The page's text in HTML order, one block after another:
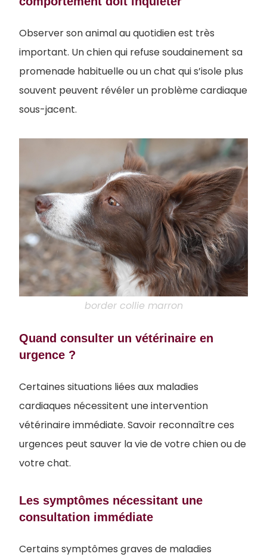
Observer son animal au quotidien est très
important. Un chien qui refuse soudainement sa
promenade habituelle ou un chat qui s’isole plus
souvent peuvent révéler un problème cardiaque
sous-jacent.
border collie marron
Quand consulter un vétérinaire en
urgence ?
Certaines situations liées aux maladies
cardiaques nécessitent une intervention
vétérinaire immédiate. Savoir reconnaître ces
urgences peut sauver la vie de votre chien ou de
votre chat.
Les symptômes nécessitant une
consultation immédiate
Certains symptômes graves de maladies